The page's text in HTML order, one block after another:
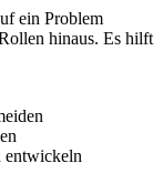
ein Problem
hinaus. Es hilft
entwickeln